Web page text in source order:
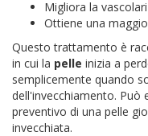
Migliora la
Ottiene una
Questo trattamento è
in cui la pelle inizia a
semplicemente quando
dell'invecchiamento.
preventivo di una pelle
invecchiata.